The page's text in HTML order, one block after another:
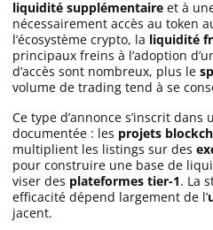
liquidité supplémentaire et à
nécessairement accès au token
l’écosystème crypto, la liquidité
principaux freins à l’adoption
d’accès sont nombreux, plus le
volume de trading tend à se
Ce type d’annonce s’inscrit
documentée : les projets
multiplient les listings sur des
pour construire une base de
viser des plateformes tier-1. La
efficacité dépend largement de l’
jacent.